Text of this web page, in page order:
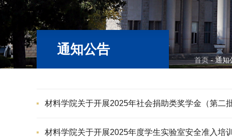
通知公告
首页- 通知
材料学院关于开展2025年社会捐助类奖学金（第二
材料学院关于开展2025年度学生实验室安全准入培